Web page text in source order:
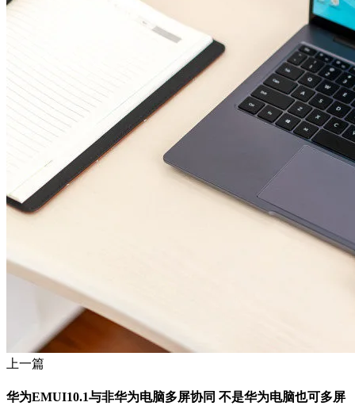
上一篇
华为EMUI10.1与非华为电脑多屏协同 不是华为电脑也可多屏